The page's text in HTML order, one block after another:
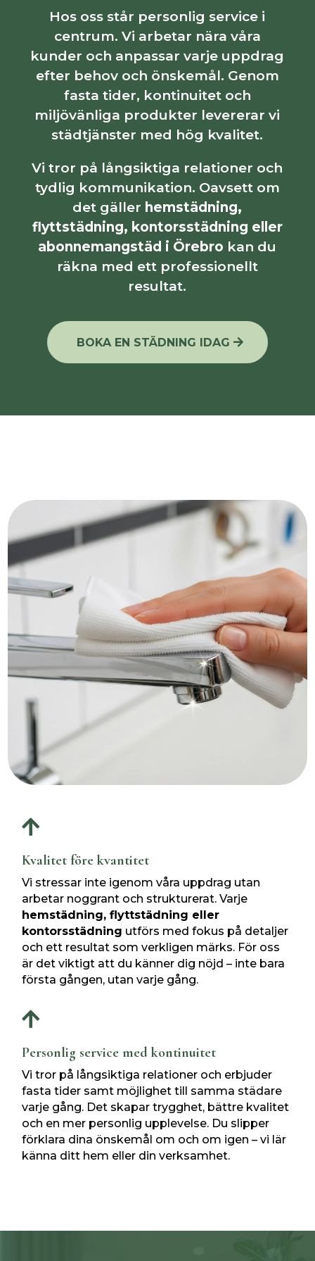
Hos oss står personlig service i
centrum. Vi arbetar nära våra
kunder och anpassar varje uppdrag
efter behov och önskemål. Genom
fasta tider, kontinuitet och
miljövänliga produkter levererar vi
städtjänster med hög kvalitet.
Vi tror på långsiktiga relationer och
tydlig kommunikation. Oavsett om
det gäller hemstädning,
flyttstädning, kontorsstädning eller
abonnemangstäd i Örebro kan du
räkna med ett professionellt
resultat.
BOKA EN STÄDNING IDAG

Kvalitet före kvantitet
Vi stressar inte igenom våra uppdrag utan
arbetar noggrant och strukturerat. Varje
hemstädning, flyttstädning eller
kontorsstädning utförs med fokus på detaljer
och ett resultat som verkligen märks. För oss
är det viktigt att du känner dig nöjd – inte bara
första gången, utan varje gång.

Personlig service med kontinuitet
Vi tror på långsiktiga relationer och erbjuder
fasta tider samt möjlighet till samma städare
varje gång. Det skapar trygghet, bättre kvalitet
och en mer personlig upplevelse. Du slipper
förklara dina önskemål om och om igen – vi lär
känna ditt hem eller din verksamhet.